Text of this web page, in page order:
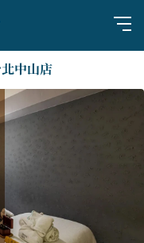
北中山店